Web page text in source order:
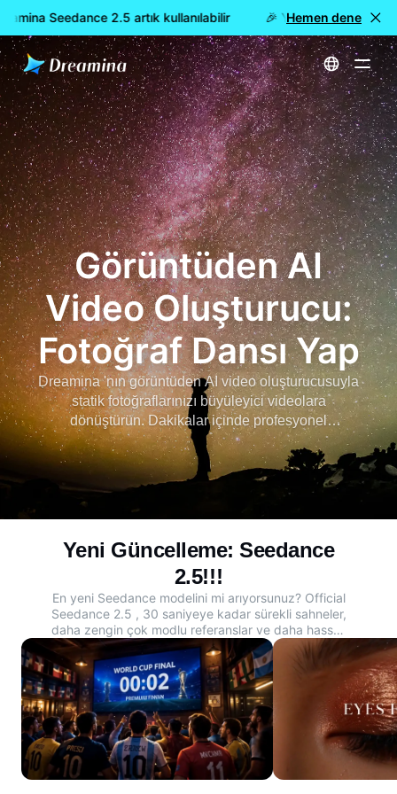
Seedance 2.5 artık kullanılabilir 🎉 Yeni model
Hemen dene
Ana Sayfa Araçlar Görüntüden AI Video Oluşturucu: Fotoğraf Dansı Yap
Görüntüden AI
Video Oluşturucu:
Fotoğraf Dansı Yap
Dreamina 'nın görüntüden AI video oluşturucusuyla
statik fotoğraflarınızı büyüleyici videolara
dönüştürün. Dakikalar içinde profesyonel
animasyonlar oluşturun, özel film müzikleri ekleyin
ve görüntülerinizin gerçekçi hareketlerle
canlanmasını izleyin.
Yeni Güncelleme: Seedance
2.5!!!
En yeni Seedance modelini mi arıyorsunuz? Official
Seedance 2.5 , 30 saniyeye kadar sürekli sahneler,
daha zengin çok modlu referanslar ve daha hassas
düzenleme iş akışları desteği ile daha uzun, daha
kontrol edilebilir AI video oluşturma için
oluşturulmuştur. İstemleri, görüntüleri, ürün
çekimlerini veya hikaye fikirlerini sosyal medya,
reklamlar, e-ticaret veya yaratıcı hikaye anlatımı
için sinematik videolara dönüştürmek istiyorsanız,
resmi Dreamina Seedance 2.5 AI Video
Oluşturucuyu keşfedin.